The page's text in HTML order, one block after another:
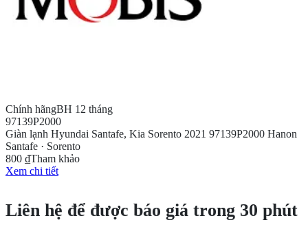
Chính hãngBH 12 tháng
97139P2000
Giàn lạnh Hyundai Santafe, Kia Sorento 2021 97139P2000 Hanon
Santafe · Sorento
800 ₫Tham khảo
Xem chi tiết
Liên hệ để được báo giá trong 30 phút